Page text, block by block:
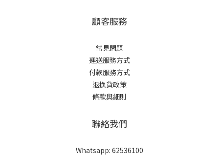
顧客服務
常見問題
運送服務方式
付款服務方式
退換貨政策
條款與細則
聯絡我們
Whatsapp: 62536100